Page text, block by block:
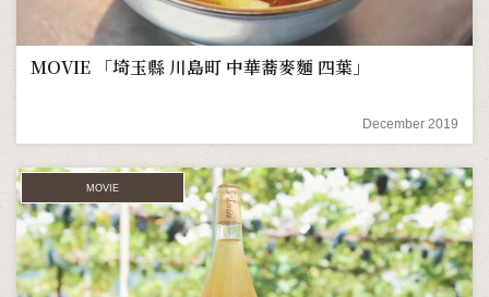
MOVIE 「埼玉縣 川島町 中華蕎麥麵 四葉」
December 2019
MOVIE